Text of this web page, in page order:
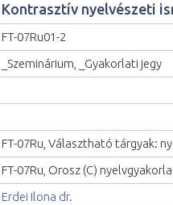
Kontrasztív nyelvészeti
FT-07Ru01-2
_Szeminárium, _Gyakorlati jegy
FT-07Ru, Választható tárgyak:
FT-07Ru, Orosz (C)
Erdei Ilona dr.